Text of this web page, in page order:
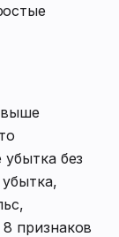
выше
без
признаков